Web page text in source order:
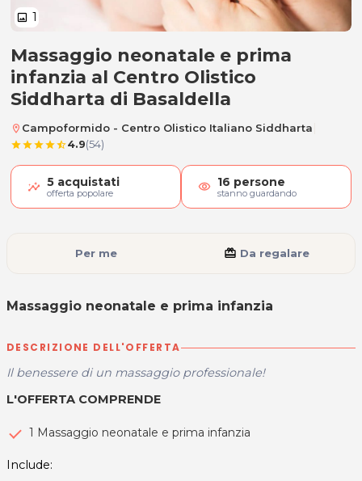
image 1
Massaggio neonatale e prima
Massaggio neonatale e prima
infanzia al Centro Olistico
Siddharta di Basaldella
location_on Campoformido - Centro Olistico Italiano Siddharta
starstarstarstarstar_half4.9(54)
5 acquistati
offerta popolare visibility 16 persone
stanno guardando
Massaggio neonatale e prima infanzia
Per me card_giftcard Da regalare
DESCRIZIONE DELL'OFFERTA
Il benessere di un massaggio professionale!
L'OFFERTA COMPRENDE
1 Massaggio neonatale e prima infanzia
Include: